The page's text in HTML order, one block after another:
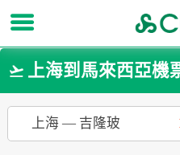
 上海到馬來西亞機
上海 — 吉隆玻